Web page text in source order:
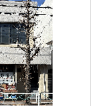
県
県
県
県
県